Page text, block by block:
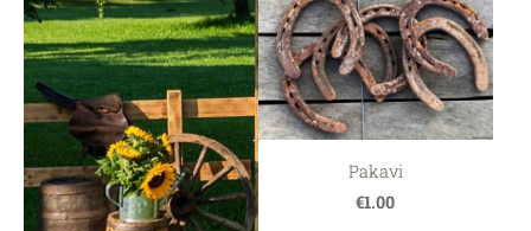
Pakavi
€1.00